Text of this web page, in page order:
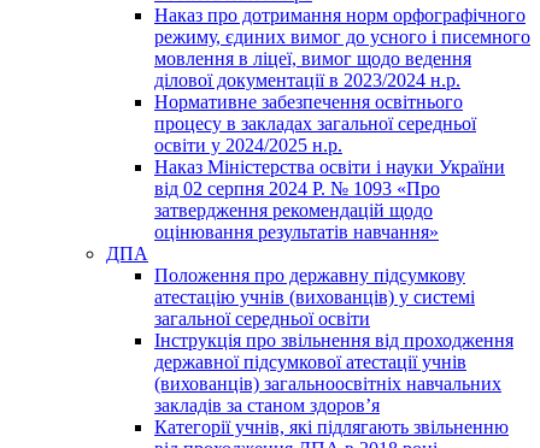
Наказ про дотримання норм орфографічного
режиму, єдиних вимог до усного і писемного
мовлення в ліцеї, вимог щодо ведення
ділової документації в 2023/2024 н.р.
Нормативне забезпечення освітнього
процесу в закладах загальної середньої
освіти у 2024/2025 н.р.
Наказ Міністерства освіти і науки України
від 02 серпня 2024 Р. № 1093 «Про
затвердження рекомендацій щодо
оцінювання результатів навчання»
ДПА
Положення про державну підсумкову
атестацію учнів (вихованців) у системі
загальної середньої освіти
Інструкція про звільнення від проходження
державної підсумкової атестації учнів
(вихованців) загальноосвітніх навчальних
закладів за станом здоров’я
Категорії учнів, які підлягають звільненню